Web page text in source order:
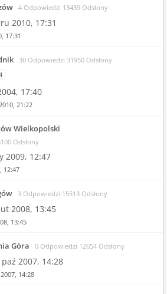
4 Odpowiedzi 13439 Odsłony
2010, 17:31
17:31
30 Odpowiedzi 31950 Odsłony
17:40
21:22
Wielkopolski
Odsłony
2009, 12:47
12:47
3 Odpowiedzi 15513 Odsłony
2008, 13:45
13:45
Góra 0 Odpowiedzi 12654 Odsłony
2007, 14:28
14:28